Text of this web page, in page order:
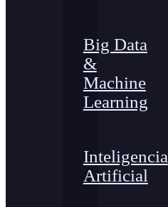
Big Data
&
Machine
Learning
Inteligencia
Artificial